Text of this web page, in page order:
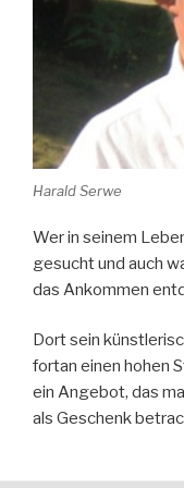
Harald Serwe
Wer in seinem
gesucht und auch
das Ankommen
Dort sein
fortan einen hohen
ein Angebot, das
als Geschenk